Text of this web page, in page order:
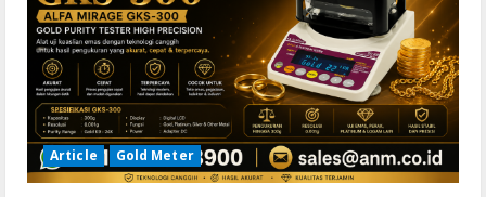
Article Gold Meter